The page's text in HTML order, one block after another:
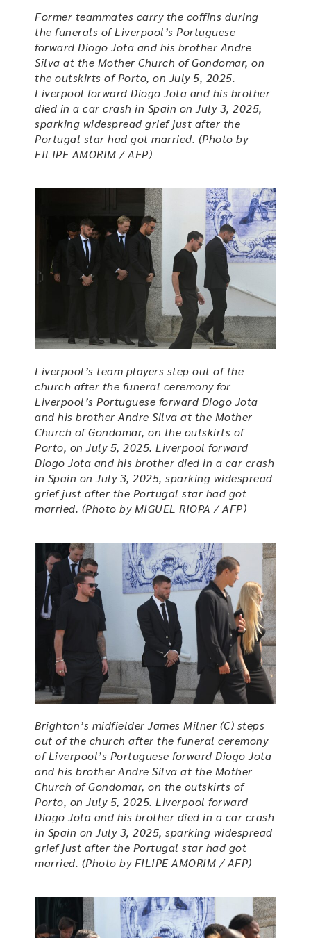
Former teammates carry the coffins during
the funerals of Liverpool’s Portuguese
forward Diogo Jota and his brother Andre
Silva at the Mother Church of Gondomar, on
the outskirts of Porto, on July 5, 2025.
Liverpool forward Diogo Jota and his brother
died in a car crash in Spain on July 3, 2025,
sparking widespread grief just after the
Portugal star had got married. (Photo by
FILIPE AMORIM / AFP)
Liverpool’s team players step out of the
church after the funeral ceremony for
Liverpool’s Portuguese forward Diogo Jota
and his brother Andre Silva at the Mother
Church of Gondomar, on the outskirts of
Porto, on July 5, 2025. Liverpool forward
Diogo Jota and his brother died in a car crash
in Spain on July 3, 2025, sparking widespread
grief just after the Portugal star had got
married. (Photo by MIGUEL RIOPA / AFP)
Brighton’s midfielder James Milner (C) steps
out of the church after the funeral ceremony
of Liverpool’s Portuguese forward Diogo Jota
and his brother Andre Silva at the Mother
Church of Gondomar, on the outskirts of
Porto, on July 5, 2025. Liverpool forward
Diogo Jota and his brother died in a car crash
in Spain on July 3, 2025, sparking widespread
grief just after the Portugal star had got
married. (Photo by FILIPE AMORIM / AFP)